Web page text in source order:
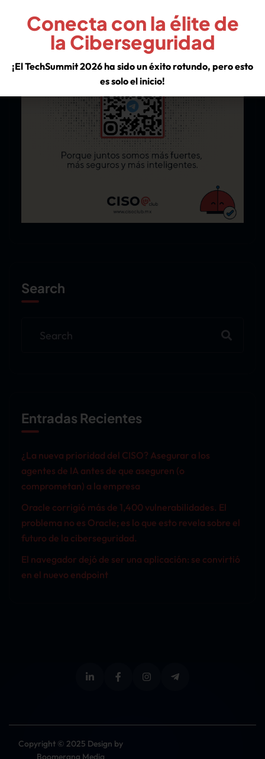
Search
Entradas Recientes
¿La nueva prioridad del CISO? Asegurar a los
agentes de IA antes de que aseguren (o
comprometan) a la empresa
Oracle corrigió más de 1,400 vulnerabilidades. El
problema no es Oracle; es lo que esto revela sobre el
futuro de la ciberseguridad.
El navegador dejó de ser una aplicación: se convirtió
en el nuevo endpoint
Copyright © 2025 Design by
Boomerang Media
Conecta con la élite de
la Ciberseguridad
¡El TechSummit 2026 ha sido un éxito rotundo, pero esto
es solo el inicio!
Descubre los insights de los líderes de la industria y asegura
tu lugar en nuestra comunidad para no perderte las
sorpresas que tenemos preparadas para el resto del año.
VER EXPERIENCIA TECHSUMMIT